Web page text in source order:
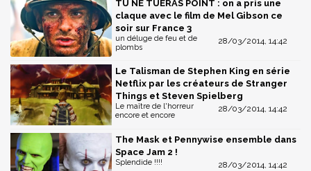
TU NE TUERAS POINT : on a pris une
claque avec le film de Mel Gibson ce
soir sur France 3
28/03/2014, 14:42
un déluge de feu et de
plombs
Le Talisman de Stephen King en série
Netflix par les créateurs de Stranger
Things et Steven Spielberg
28/03/2014, 14:42
Le maître de l'horreur
encore et encore
The Mask et Pennywise ensemble dans
Space Jam 2 !
28/03/2014, 14:42
Splendide !!!!